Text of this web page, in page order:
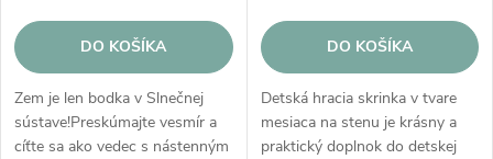
DO KOŠÍKA
Zem je len bodka v Slnečnej
sústave!Preskúmajte vesmír a
cíťte sa ako vedec s nástenným
DO KOŠÍKA
Detská hracia skrinka v tvare
mesiaca na stenu je krásny a
praktický doplnok do detskej